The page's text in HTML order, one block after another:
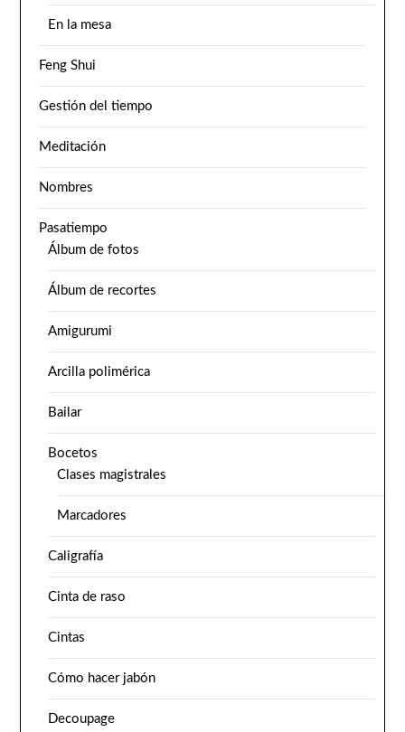
En la mesa
Feng Shui
Gestión del tiempo
Meditación
Nombres
Pasatiempo
Álbum de fotos
Álbum de recortes
Amigurumi
Arcilla polimérica
Bailar
Bocetos
Clases magistrales
Marcadores
Caligrafía
Cinta de raso
Cintas
Cómo hacer jabón
Decoupage